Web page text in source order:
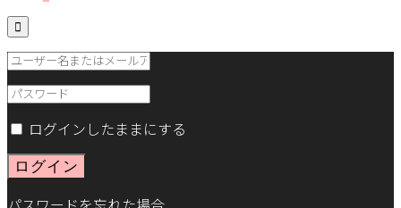

ログインしたままにする
ログイン